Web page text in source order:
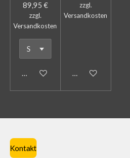
89,95 €
zzgl.
Versandkosten
In den Warenkorb
zzgl.
Versandkosten
In den Warenkorb
Kontakt